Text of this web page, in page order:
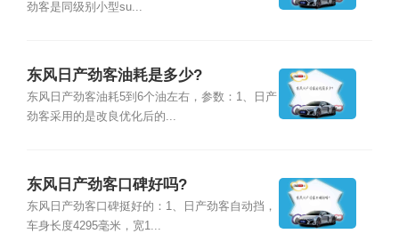
劲客是同级别小型su...
东风日产劲客油耗是多少?
东风日产劲客油耗5到6个油左右，参数：1、日产
劲客采用的是改良优化后的...
东风日产劲客口碑好吗?
东风日产劲客口碑挺好的：1、日产劲客自动挡，
车身长度4295毫米，宽1...